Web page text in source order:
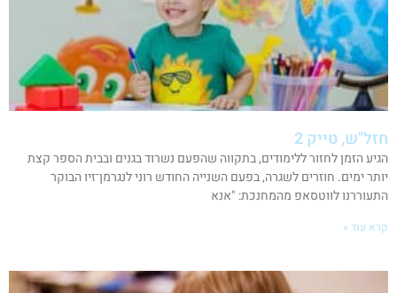
חזל"ש, טייק 2
הגיע הזמן לחזור ללימודים, בתקווה שהפעם נשרוד בגנים ובבית הספר קצת
יותר ימים. חוזרים לשגרה, בפעם השנייה החודש רוני לנגרמן־זיו הבוקר
התעוררנו לווטסאפ מהמחנכת: "אנא
קרא עוד »